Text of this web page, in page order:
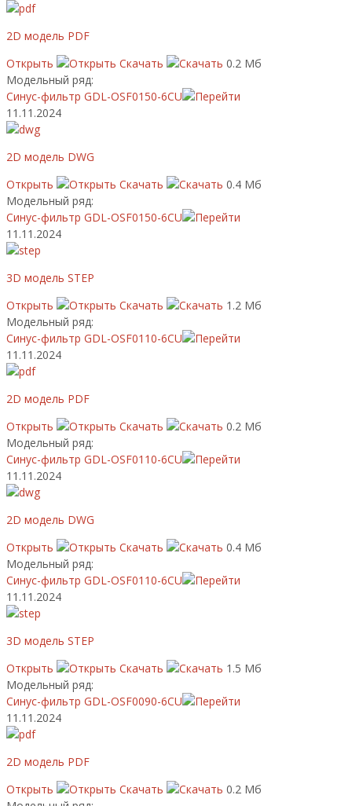
2D модель PDF
Открыть
Скачать
0.2 Мб
Модельный ряд:
Синус-фильтр GDL-OSF0150-6CU
11.11.2024
2D модель DWG
Открыть
Скачать
0.4 Мб
Модельный ряд:
Синус-фильтр GDL-OSF0150-6CU
11.11.2024
3D модель STEP
Открыть
Скачать
1.2 Мб
Модельный ряд:
Синус-фильтр GDL-OSF0110-6CU
11.11.2024
2D модель PDF
Открыть
Скачать
0.2 Мб
Модельный ряд:
Синус-фильтр GDL-OSF0110-6CU
11.11.2024
2D модель DWG
Открыть
Скачать
0.4 Мб
Модельный ряд:
Синус-фильтр GDL-OSF0110-6CU
11.11.2024
3D модель STEP
Открыть
Скачать
1.5 Мб
Модельный ряд:
Синус-фильтр GDL-OSF0090-6CU
11.11.2024
2D модель PDF
Открыть
Скачать
0.2 Мб